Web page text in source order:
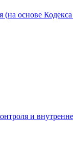
основе
и